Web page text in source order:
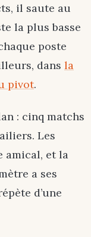
il saute au
la plus basse
poste
dans la
pivot.
: cinq matchs
Les
amical, et la
a ses
d’une